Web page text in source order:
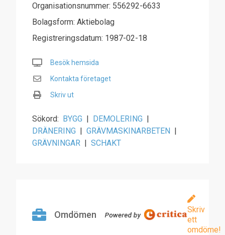
Organisationsnummer: 556292-6633
Bolagsform: Aktiebolag
Registreringsdatum: 1987-02-18
Besök hemsida
Kontakta företaget
Skriv ut
Sökord: BYGG | DEMOLERING |
DRÄNERING | GRÄVMASKINARBETEN |
GRÄVNINGAR | SCHAKT
Omdömen
Skriv
ett
omdöme!